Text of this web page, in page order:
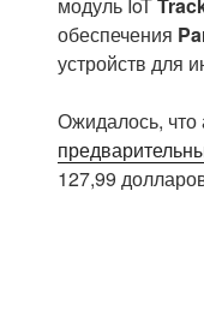
модуль IoT
обеспечения
устройств для
Ожидалось, что
127,99